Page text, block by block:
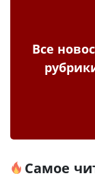
Все
Самое